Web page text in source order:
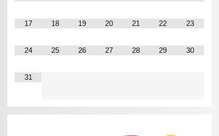
17 18 19 20 21 22 23
24 25 26 27 28 29 30
31